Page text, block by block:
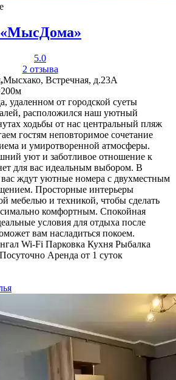
«МысДома»
5.0
2 отзыва
Мысхако, Встречная, д.23А
удаленном от городской суеты
расположился наш уютный
ходьбы от нас центральный пляж
гостям неповторимое сочетание
и умиротворенной атмосферы.
уют и заботливое отношение к
для вас идеальным выбором. В
ждут уютные номера с двухместным
Просторные интерьеры
мебелью и техникой, чтобы сделать
комфортным. Спокойная
условия для отдыха после
вам насладиться покоем.
Wi-Fi Парковка Кухня Рыбалка
Посуточно Аренда от 1 суток